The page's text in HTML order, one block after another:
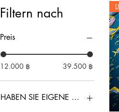
Filtern nach
Preis
12.000 ฿ 39.500 ฿
HABEN SIE EIGENE